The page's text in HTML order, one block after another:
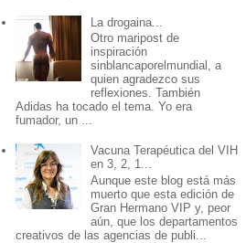
La drogaina...
Otro maripost de
inspiración
sinblancaporelmundial, a
quien agradezco sus
reflexiones. También
Adidas ha tocado el tema. Yo era
fumador, un ...
Vacuna Terapéutica del VIH
en 3, 2, 1...
Aunque este blog está más
muerto que esta edición de
Gran Hermano VIP y, peor
aún, que los departamentos
creativos de las agencias de publi...